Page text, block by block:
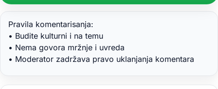
Pravila komentarisanja:
• Budite kulturni i na temu
• Nema govora mržnje i uvreda
• Moderator zadržava pravo uklanjanja komentara